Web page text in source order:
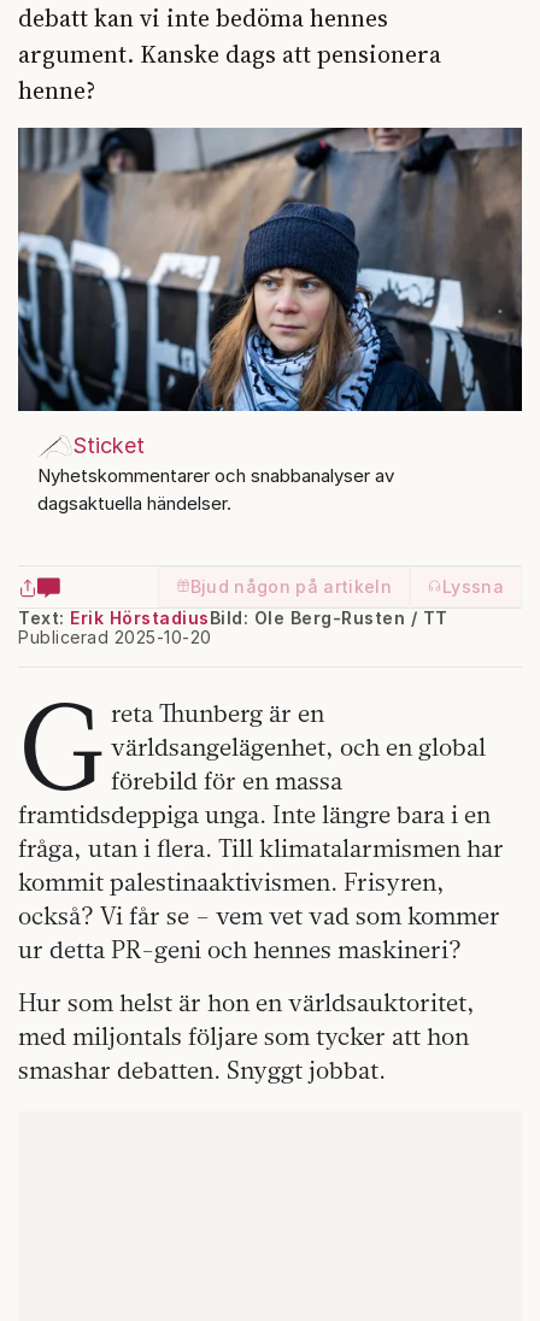
debatt kan vi inte bedöma hennes
argument. Kanske dags att pensionera
henne?
Sticket
Nyhetskommentarer och snabbanalyser av
dagsaktuella händelser.
Bjud någon på artikeln
Lyssna
Text: Erik Hörstadius
Publicerad 2025-10-20
Bild: Ole Berg-Rusten / TT
G reta Thunberg är en
världsangelägenhet, och en global
förebild för en massa
framtidsdeppiga unga. Inte längre bara i en
fråga, utan i flera. Till klimatalarmismen har
kommit palestinaaktivismen. Frisyren,
också? Vi får se – vem vet vad som kommer
ur detta PR-geni och hennes maskineri?
Hur som helst är hon en världsauktoritet,
med miljontals följare som tycker att hon
smashar debatten. Snyggt jobbat.